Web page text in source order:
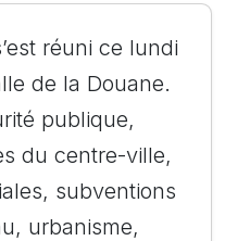
réuni ce lundi
de la Douane.
publique,
du centre-ville,
subventions
urbanisme,